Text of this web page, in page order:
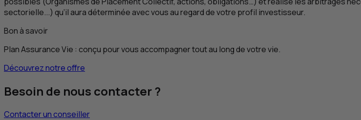
sectorielle...) qu’il aura déterminée avec vous au regard de votre profil investisseur.
Bon à savoir
Plan Assurance Vie : conçu pour vous accompagner tout au long de votre vie.
Découvrez notre offre
Besoin de nous contacter ?
Contacter un conseiller